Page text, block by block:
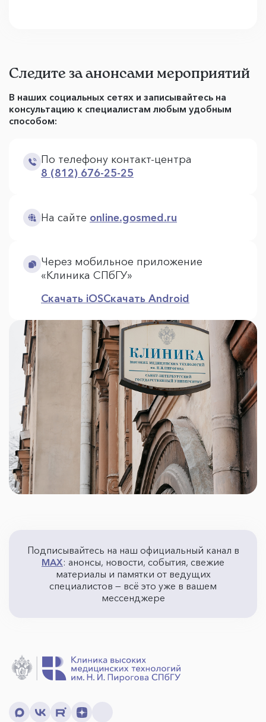
Следите за анонсами мероприятий
В наших социальных сетях и записывайтесь на
консультацию к специалистам любым удобным
способом:
По телефону контакт-центра
8 (812) 676-25-25
На сайте online.gosmed.ru
Через мобильное приложение
«Клиника СПбГУ»
Скачать iOSСкачать Android
Подписывайтесь на наш официальный канал в
MAX: анонсы, новости, события, свежие
материалы и памятки от ведущих
специалистов — всё это уже в вашем
мессенджере